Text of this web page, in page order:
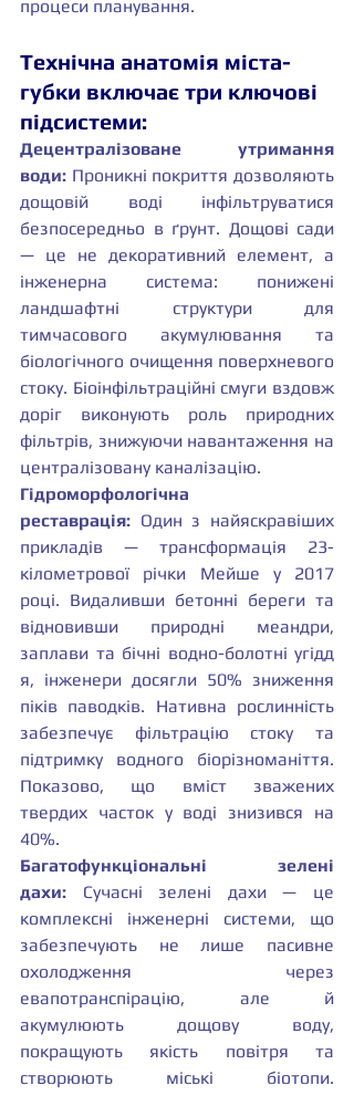
процеси планування.
Технічна анатомія міста-
губки включає три ключові
підсистеми:
Децентралізоване утримання
води: Проникні покриття дозволяють
дощовій воді інфільтруватися
безпосередньо в ґрунт. Дощові сади
— це не декоративний елемент, а
інженерна система: понижені
ландшафтні структури для
тимчасового акумулювання та
біологічного очищення поверхневого
стоку. Біоінфільтраційні смуги вздовж
доріг виконують роль природних
фільтрів, знижуючи навантаження на
централізовану каналізацію.
Гідроморфологічна
реставрація: Один з найяскравіших
прикладів — трансформація 23-
кілометрової річки Мейше у 2017
році. Видаливши бетонні береги та
відновивши природні меандри,
заплави та бічні водно-болотні угідд
я, інженери досягли 50% зниження
піків паводків. Нативна рослинність
забезпечує фільтрацію стоку та
підтримку водного біорізноманіття.
Показово, що вміст зважених
твердих часток у воді знизився на
40%.
Багатофункціональні зелені
дахи: Сучасні зелені дахи — це
комплексні інженерні системи, що
забезпечують не лише пасивне
охолодження через
евапотранспірацію, але й
акумулюють дощову воду,
покращують якість повітря та
створюють міські біотопи.